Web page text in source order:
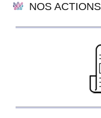
NOS ACTIONS